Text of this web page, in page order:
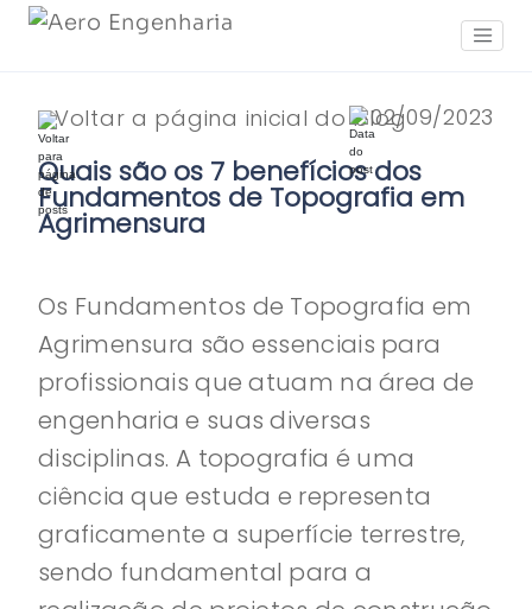
02/09/2023
Voltar a página inicial do blog
Quais são os 7 benefícios dos
Fundamentos de Topografia em
Agrimensura
Os Fundamentos de Topografia em
Agrimensura são essenciais para
profissionais que atuam na área de
engenharia e suas diversas
disciplinas. A topografia é uma
ciência que estuda e representa
graficamente a superfície terrestre,
sendo fundamental para a